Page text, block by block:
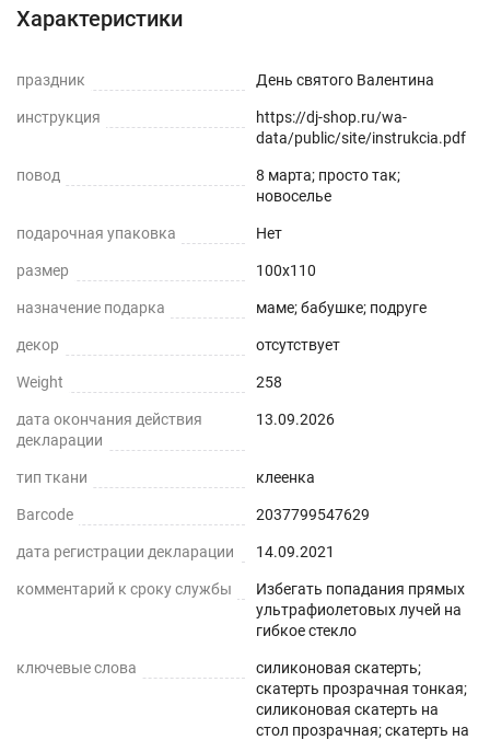
как подрезать в случае необходимости. Широкий
выбрать любой размер, подходящий специально
подрезать.
Мягкое стекло – это современный прозрачный
материал ,который быстро расправляется на
поверхности и легко принимает новую форму
сразу после укладки. Уголки стола легко
,для придания идеального вида. Мягкое стекло
можно использовать поверх белой или цветной
текстильной скатерти на кухне ,для защиты от
пролитых напитков, так как материал является
влагоотталкивающим. С помощью мягкого
качестве коврика на своем рабочем, или
компьютерном столе в офисе. Это не только
красивое защитное покрытие, но и защита
детской мебели от повреждений и пятен краски,
рисовать или делать записи маркерами (не
перманентными), а затем легко удалять их
Характеристики
праздник День святого Валентина
инструкция
https://dj-shop.ru/wa-
data/public/site/instrukcia.pdf
повод
8 марта; просто так;
новоселье
подарочная упаковка Нет
размер 100x110
назначение подарка маме; бабушке; подруге
декор отсутствует
Weight 258
дата окончания действия
декларации
13.09.2026
тип ткани клеенка
Barcode 2037799547629
дата регистрации декларации 14.09.2021
комментарий к сроку службы
Избегать попадания прямых
ультрафиолетовых лучей на
гибкое стекло
ключевые слова
силиконовая скатерть;
скатерть прозрачная тонкая;
силиконовая скатерть на
стол прозрачная; скатерть на